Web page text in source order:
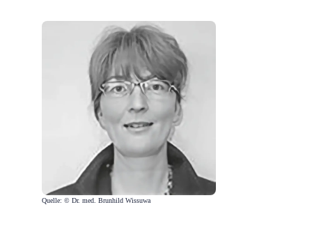
Quelle: © Dr. med. Brunhild Wissuwa